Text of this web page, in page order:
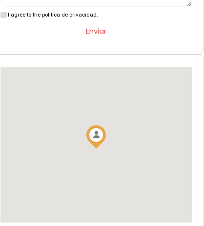
I agree to the política de privacidad.
Enviar